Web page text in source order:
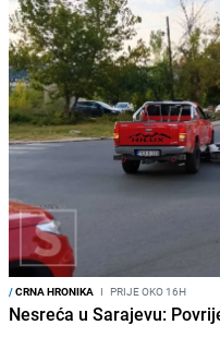
/CRNA HRONIKA I PRIJE OKO 16H
Nesreća u Sarajevu: